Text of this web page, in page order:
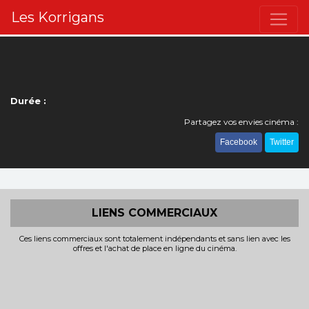
Les Korrigans
Durée :
Partagez vos envies cinéma :
Facebook Twitter
LIENS COMMERCIAUX
Ces liens commerciaux sont totalement indépendants et sans lien avec les
offres et l'achat de place en ligne du cinéma.